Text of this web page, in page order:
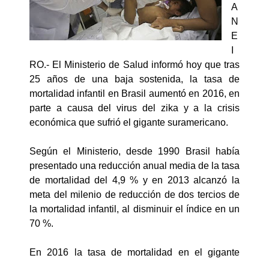
A
N
E
RO.- El Ministerio de Salud informó hoy que tras
25 años de una baja sostenida, la tasa de
mortalidad infantil en Brasil aumentó en 2016, en
parte a causa del virus del zika y a la crisis
económica que sufrió el gigante suramericano.
Según el Ministerio, desde 1990 Brasil había
presentado una reducción anual media de la tasa
de mortalidad del 4,9 % y en 2013 alcanzó la
meta del milenio de reducción de dos tercios de
la mortalidad infantil, al disminuir el índice en un
70 %.
En 2016 la tasa de mortalidad en el gigante